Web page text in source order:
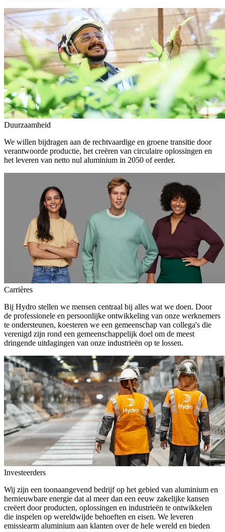
Duurzaamheid
We willen bijdragen aan de rechtvaardige en groene transitie door
verantwoorde productie, het creëren van circulaire oplossingen en
het leveren van netto nul aluminium in 2050 of eerder.
Carrières
Bij Hydro stellen we mensen centraal bij alles wat we doen. Door
de professionele en persoonlijke ontwikkeling van onze werknemers
te ondersteunen, koesteren we een gemeenschap van collega's die
verenigd zijn rond een gemeenschappelijk doel om de meest
dringende uitdagingen van onze industrieën op te lossen.
Investeerders
Wij zijn een toonaangevend bedrijf op het gebied van aluminium en
hernieuwbare energie dat al meer dan een eeuw zakelijke kansen
creëert door producten, oplossingen en industrieën te ontwikkelen
die inspelen op wereldwijde behoeften en eisen. We leveren
emissiearm aluminium aan klanten over de hele wereld en bieden